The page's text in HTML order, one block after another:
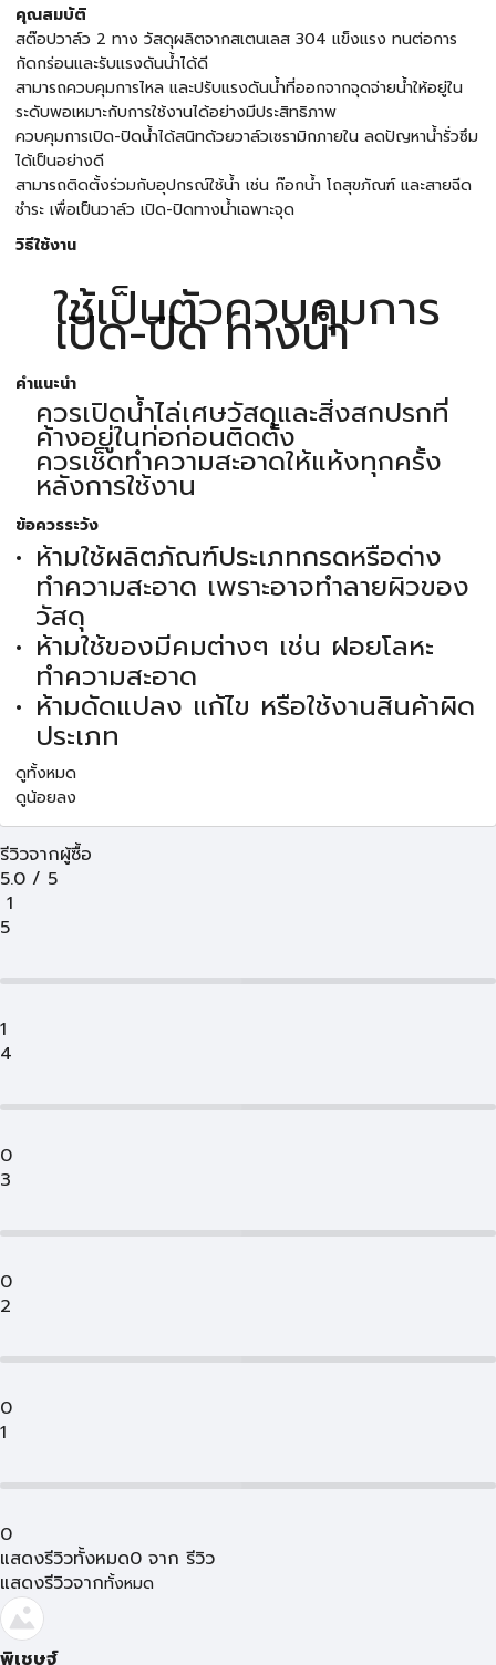
คุณสมบัติ
สต๊อปวาล์ว 2 ทาง วัสดุผลิตจากสเตนเลส 304 แข็งแรง ทนต่อการ
กัดกร่อนและรับแรงดันน้ำได้ดี
สามารถควบคุมการไหล และปรับแรงดันน้ำที่ออกจากจุดจ่ายน้ำให้อยู่ใน
ระดับพอเหมาะกับการใช้งานได้อย่างมีประสิทธิภาพ
ควบคุมการเปิด-ปิดน้ำได้สนิทด้วยวาล์วเซรามิกภายใน ลดปัญหาน้ำรั่วซึม
ได้เป็นอย่างดี
สามารถติดตั้งร่วมกับอุปกรณ์ใช้น้ำ เช่น ก๊อกน้ำ โถสุขภัณฑ์ และสายฉีด
ชำระ เพื่อเป็นวาล์ว เปิด-ปิดทางน้ำเฉพาะจุด
วิธีใช้งาน
ใช้เป็นตัวควบคุมการ
เปิด-ปิด ทางน้ำ
คำแนะนำ
ควรเปิดน้ำไล่เศษวัสดุและสิ่งสกปรกที่
ค้างอยู่ในท่อก่อนติดตั้ง
ควรเช็ดทำความสะอาดให้แห้งทุกครั้ง
หลังการใช้งาน
ข้อควรระวัง
ห้ามใช้ผลิตภัณฑ์ประเภทกรดหรือด่าง
ทำความสะอาด เพราะอาจทำลายผิวของ
วัสดุ
ห้ามใช้ของมีคมต่างๆ เช่น ฝอยโลหะ
ทำความสะอาด
ห้ามดัดแปลง แก้ไข หรือใช้งานสินค้าผิด
ประเภท
ดูทั้งหมด
ดูน้อยลง
รีวิวจากผู้ซื้อ
5.0 / 5
1
5
1
4
0
3
0
2
0
1
0
แสดงรีวิวทั้งหมด0 จาก รีวิว
แสดงรีวิวจากทั้งหมด
พิเชษฐ์